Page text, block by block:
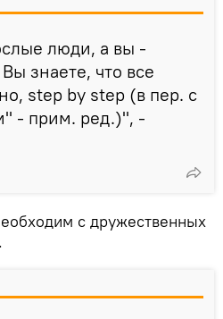
люди, а вы -
знаете, что все
step by step (в пер. с
- прим. ред.)", -
с дружественных